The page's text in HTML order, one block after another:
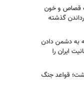
قصاص و خون
گذشته
به دشمن دادن
ایران را
قواعد جنگ